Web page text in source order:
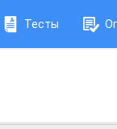
Тесты